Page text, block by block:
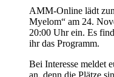
AMM-Online lädt
Myelom“ am 24.
20:00 Uhr ein. Es
ihr das Programm.
Bei Interesse meldet
an, denn die Plätze